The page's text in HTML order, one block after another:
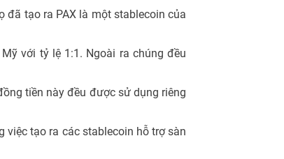
tạo ra PAX là một stablecoin của
với tỷ lệ 1:1. Ngoài ra chúng đều
tiền này đều được sử dụng riêng
tạo ra các stablecoin hỗ trợ sàn